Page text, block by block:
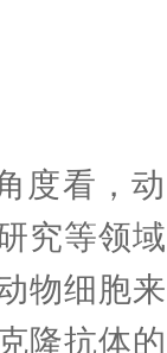
看，动
究等领
物细胞
隆抗体